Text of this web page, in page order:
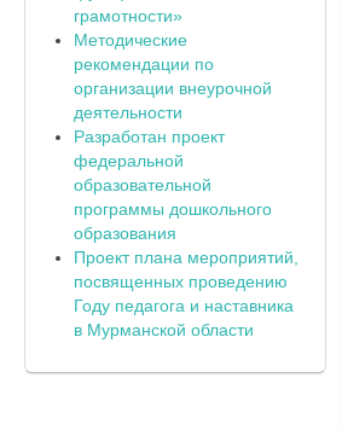
грамотности»
Методические
рекомендации по
организации внеурочной
деятельности
Разработан проект
федеральной
образовательной
программы дошкольного
образования
Проект плана мероприятий,
посвященных проведению
Году педагога и наставника
в Мурманской области